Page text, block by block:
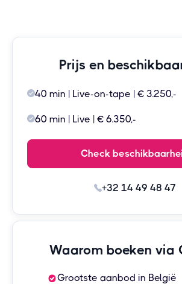
Prijs en
40 min | Live-on-tape | € 3.250,-
60 min | Live | € 6.350,-
Check
+32 14 49 48 47
Waarom boeken via
Grootste aanbod in België